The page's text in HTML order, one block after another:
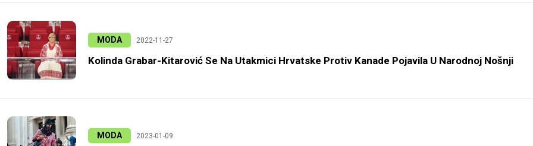
MODA 2022-11-27
Kolinda Grabar-Kitarović Se Na Utakmici Hrvatske Protiv Kanade Pojavila U Narodnoj Nošnji
MODA 2023-01-09